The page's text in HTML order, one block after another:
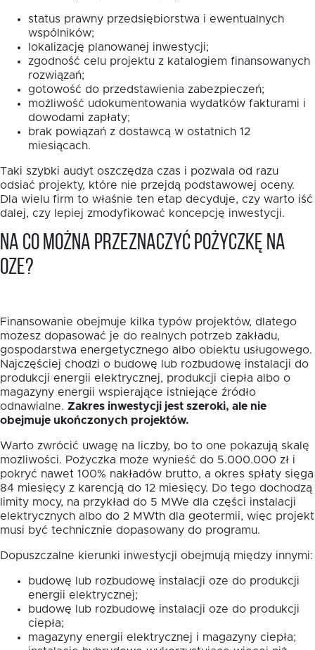
status prawny przedsiębiorstwa i ewentualnych
wspólników;
lokalizację planowanej inwestycji;
zgodność celu projektu z katalogiem finansowanych
rozwiązań;
gotowość do przedstawienia zabezpieczeń;
możliwość udokumentowania wydatków fakturami i
dowodami zapłaty;
brak powiązań z dostawcą w ostatnich 12
miesiącach.
Taki szybki audyt oszczędza czas i pozwala od razu
odsiać projekty, które nie przejdą podstawowej oceny.
Dla wielu firm to właśnie ten etap decyduje, czy warto iść
dalej, czy lepiej zmodyfikować koncepcję inwestycji.
Na co można przeznaczyć pożyczkę na
OZE?
Finansowanie obejmuje kilka typów projektów, dlatego
możesz dopasować je do realnych potrzeb zakładu,
gospodarstwa energetycznego albo obiektu usługowego.
Najczęściej chodzi o budowę lub rozbudowę instalacji do
produkcji energii elektrycznej, produkcji ciepła albo o
magazyny energii wspierające istniejące źródło
odnawialne. Zakres inwestycji jest szeroki, ale nie
obejmuje ukończonych projektów.
Warto zwrócić uwagę na liczby, bo to one pokazują skalę
możliwości. Pożyczka może wynieść do 5.000.000 zł i
pokryć nawet 100% nakładów brutto, a okres spłaty sięga
84 miesięcy z karencją do 12 miesięcy. Do tego dochodzą
limity mocy, na przykład do 5 MWe dla części instalacji
elektrycznych albo do 2 MWth dla geotermii, więc projekt
musi być technicznie dopasowany do programu.
Dopuszczalne kierunki inwestycji obejmują między innymi:
budowę lub rozbudowę instalacji oze do produkcji
energii elektrycznej;
budowę lub rozbudowę instalacji oze do produkcji
ciepła;
magazyny energii elektrycznej i magazyny ciepła;